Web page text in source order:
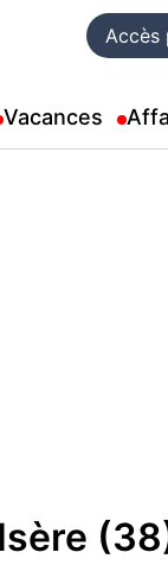
Accès
Vacances